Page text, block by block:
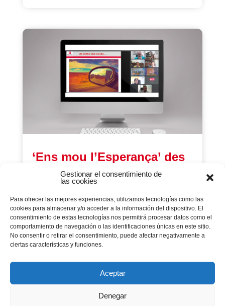
Gestionar el consentimiento de
las cookies
Para ofrecer las mejores experiencias, utilizamos tecnologías como las
cookies para almacenar y/o acceder a la información del dispositivo. El
consentimiento de estas tecnologías nos permitirá procesar datos como el
comportamiento de navegación o las identificaciones únicas en este sitio.
No consentir o retirar el consentimiento, puede afectar negativamente a
ciertas características y funciones.
Aceptar
Denegar
‘Ens mou l’Esperança’ des
de l’ADN de la Inspectoria
Salesiana Maria Auxiliadora
16 julio 2021|Animación Misionera,Arte y
expresión,Centros Juveniles,Comunicación,
Deporte Salesiano
, Economia
Educación en la
Fe,Elim,Escuelas,Família Salesiana,Parroquias,
Pastoral Juvenil,Plataformas Sociales,Solidaridad
y Justicia Global,verano salesiano,Vocacional
El Consell Inspectorial va llançar un missatge